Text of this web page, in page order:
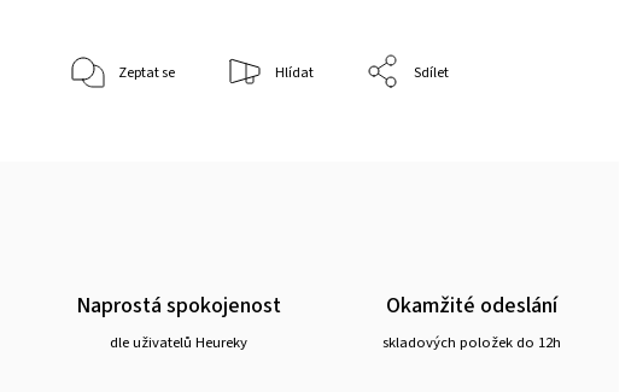
Zeptat se Hlídat Sdílet
Naprostá spokojenost
dle uživatelů Heureky
Okamžité odeslání
skladových položek do 12h